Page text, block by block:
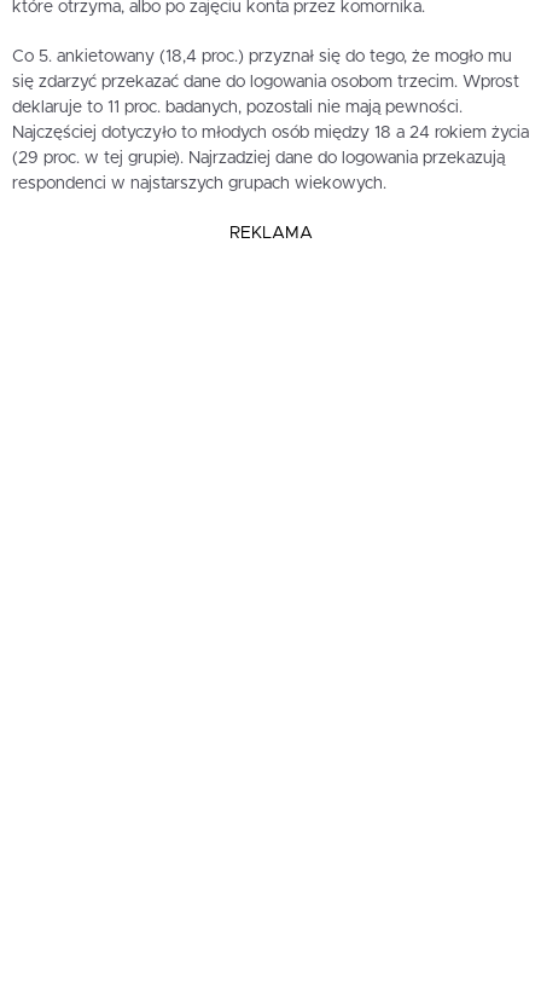
które otrzyma, albo po zajęciu konta przez komornika.
Co 5. ankietowany (18,4 proc.) przyznał się do tego, że mogło mu
się zdarzyć przekazać dane do logowania osobom trzecim. Wprost
deklaruje to 11 proc. badanych, pozostali nie mają pewności.
Najczęściej dotyczyło to młodych osób między 18 a 24 rokiem życia
(29 proc. w tej grupie). Najrzadziej dane do logowania przekazują
respondenci w najstarszych grupach wiekowych.
REKLAMA